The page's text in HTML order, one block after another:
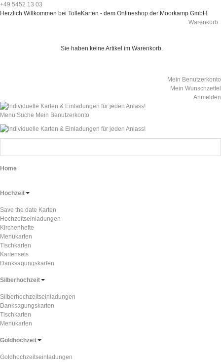
+49 5452 13 03
Herzlich Willkommen bei TolleKarten - dem Onlineshop der Moorkamp GmbH
Warenkorb
Sie haben keine Artikel im Warenkorb.
Mein Benutzerkonto
Mein Wunschzettel
Anmelden
Menü Suche Mein Benutzerkonto
Home
Hochzeit
Save the date Karten
Hochzeitseinladungen
Kirchenhefte
Menükarten
Tischkarten
Kartensets
Danksagungskarten
Silberhochzeit
Silberhochzeitseinladungen
Danksagungskarten
Tischkarten
Menükarten
Goldhochzeit
Goldhochzeitseinladungen